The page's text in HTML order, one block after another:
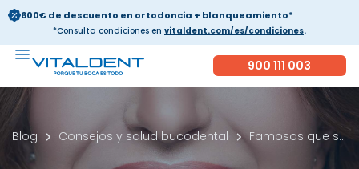
600€ de descuento en ortodoncia + blanqueamiento*
*Consulta condiciones en vitaldent.com/es/condiciones.
900 111 003
Blog Consejos y salud bucodental Famosos que se han realizado tratamientos de estética dental